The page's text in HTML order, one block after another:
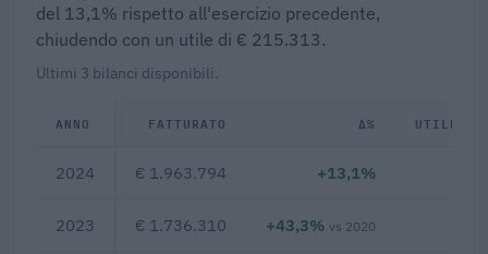
del 13,1% rispetto all'esercizio precedente,
chiudendo con un utile di € 215.313.
Ultimi 3 bilanci disponibili.
ANNO FATTURATO Δ% UTILE/
2024 € 1.963.794 +13,1%
2023 € 1.736.310 +43,3% vs 2020